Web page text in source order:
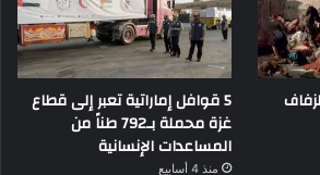
5 قوافل إماراتية تعبر إلى قطاع
غزة محملة بـ792 طناً من
المساعدات الإنسانية
منذ 4 أسابيع